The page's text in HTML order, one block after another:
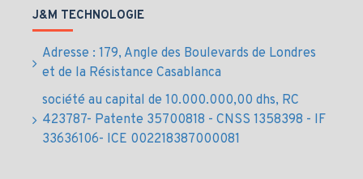
J&M TECHNOLOGIE
Adresse : 179, Angle des Boulevards de Londres
et de la Résistance Casablanca
société au capital de 10.000.000,00 dhs, RC
423787- Patente 35700818 - CNSS 1358398 - IF
33636106- ICE 002218387000081